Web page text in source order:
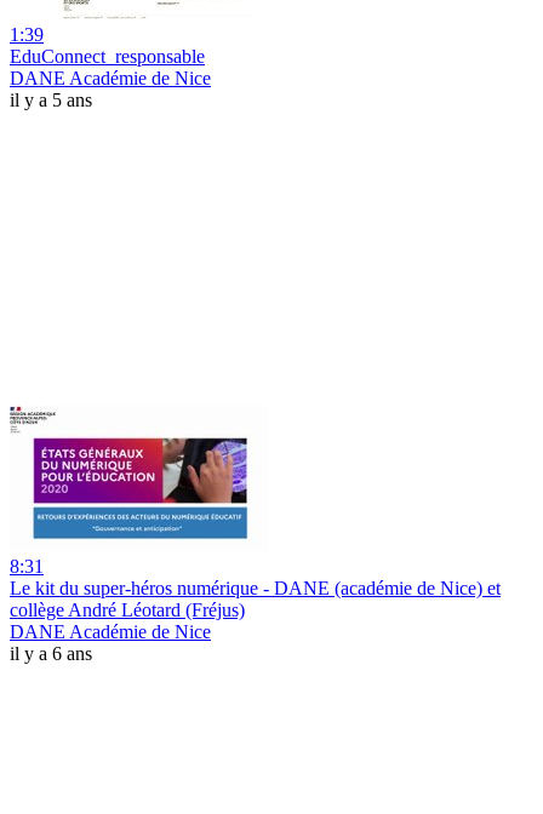
1:39
EduConnect_responsable
DANE Académie de Nice
il y a 5 ans
8:31
Le kit du super-héros numérique - DANE (académie de Nice) et
collège André Léotard (Fréjus)
DANE Académie de Nice
il y a 6 ans